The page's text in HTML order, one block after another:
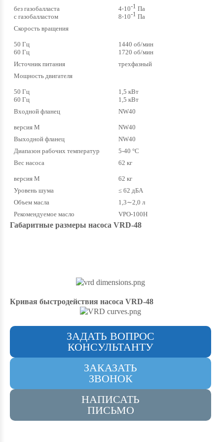
без газобалласта
с газобалластом
4⋅10-1 Па
8⋅10-1 Па
Скорость вращения
50 Гц
60 Гц
1440 об/мин
1720 об/мин
Источник питания
трехфазный
Мощность двигателя
50 Гц
60 Гц
1,5 кВт
1,5 кВт
Входной фланец
версия M
NW40
NW40
Выходной фланец
NW40
Диапазон рабочих температур
5-40 °C
Вес насоса
версия M
62 кг
62 кг
Уровень шума
≤ 62 дБА
Объем масла
1,3∼2,0 л
Рекомендуемое масло
VPO-100H
Габаритные размеры насоса VRD-48
Кривая быстродействия насоса VRD-48
ЗАДАТЬ ВОПРОС
КОНСУЛЬТАНТУ
ЗАКАЗАТЬ
ЗВОНОК
НАПИСАТЬ
ПИСЬМО